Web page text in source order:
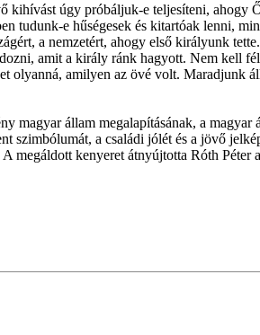
úgy próbáljuk-e teljesíteni, ahogy
tudunk-e hűségesek és kitartóak lenni,
a nemzetért, ahogy első királyunk
amit a király ránk hagyott. Nem kell
amilyen az övé volt. Maradjunk
magyar állam megalapításának, a
szimbólumát, a családi jólét és a jövő
megáldott kenyeret átnyújtotta Róth Péter